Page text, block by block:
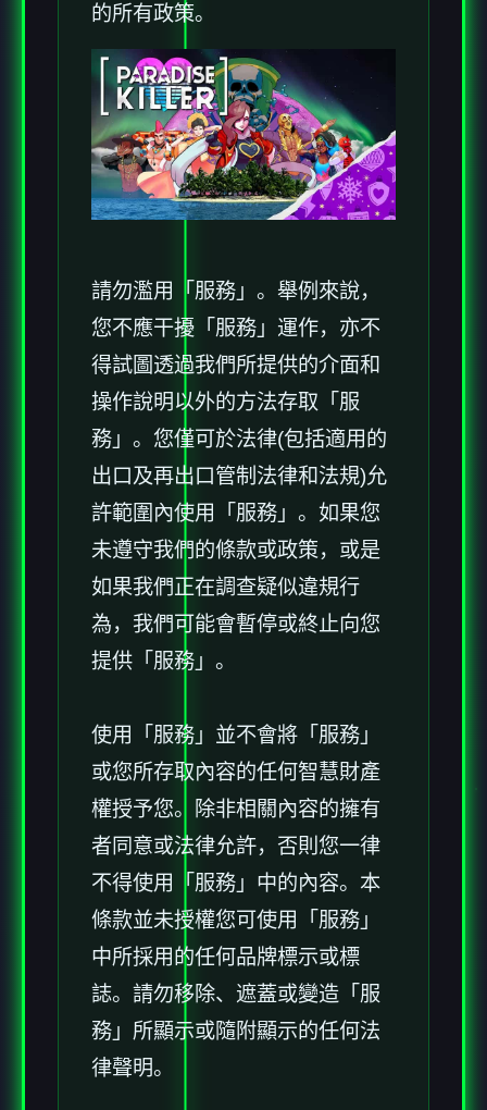
的所有政策。
請勿濫用「服務」。舉例來說，
您不應干擾「服務」運作，亦不
得試圖透過我們所提供的介面和
操作說明以外的方法存取「服
務」。您僅可於法律(包括適用的
出口及再出口管制法律和法規)允
許範圍內使用「服務」。如果您
未遵守我們的條款或政策，或是
如果我們正在調查疑似違規行
為，我們可能會暫停或終止向您
提供「服務」。
使用「服務」並不會將「服務」
或您所存取內容的任何智慧財產
權授予您。除非相關內容的擁有
者同意或法律允許，否則您一律
不得使用「服務」中的內容。本
條款並未授權您可使用「服務」
中所採用的任何品牌標示或標
誌。請勿移除、遮蓋或變造「服
務」所顯示或隨附顯示的任何法
律聲明。